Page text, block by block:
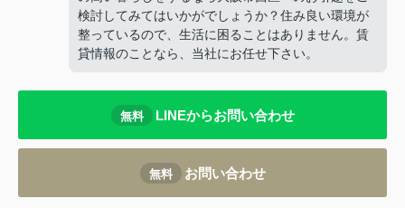
検討してみてはいかがでしょうか？住み良い環境が
整っているので、生活に困ることはありません。賃
貸情報のことなら、当社にお任せ下さい。
無料 LINEからお問い合わせ
無料 お問い合わせ